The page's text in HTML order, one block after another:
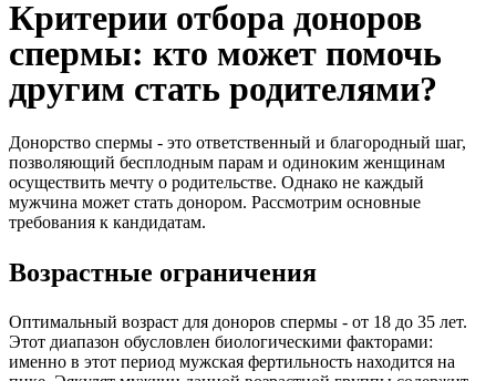
Критерии отбора доноров
спермы: кто может помочь
другим стать родителями?
Донорство спермы - это ответственный и благородный шаг,
позволяющий бесплодным парам и одиноким женщинам
осуществить мечту о родительстве. Однако не каждый
мужчина может стать донором. Рассмотрим основные
требования к кандидатам.
Возрастные ограничения
Оптимальный возраст для доноров спермы - от 18 до 35 лет.
Этот диапазон обусловлен биологическими факторами:
именно в этот период мужская фертильность находится на